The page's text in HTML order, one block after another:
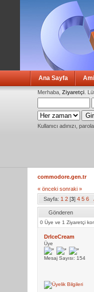
Ana Sayfa
Merhaba, Ziyaretçi .
Kullanıcı adınızı,
commodore.gen.tr
« önceki sonraki »
Sayfa: 1 2 [3] 4 5 6
Gönderen
0 Üye ve 1 Ziyaretçi
DrIceCream
Üye
Mesaj Sayısı: 154